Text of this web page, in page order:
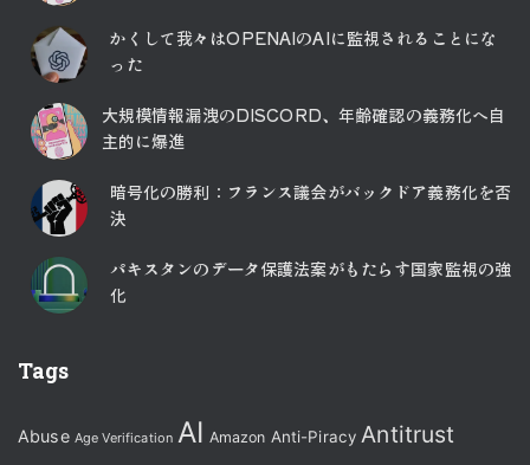
かくして我々はOPENAIのAIに監視されることにな
った
大規模情報漏洩のDISCORD、年齢確認の義務化へ自
主的に爆進
暗号化の勝利：フランス議会がバックドア義務化を否
決
パキスタンのデータ保護法案がもたらす国家監視の強
化
Tags
Abuse Age Verification AI Amazon Anti-Piracy Antitrust